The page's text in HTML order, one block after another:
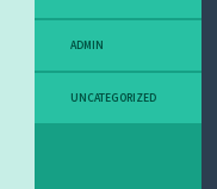
ADMIN
UNCATEGORIZED